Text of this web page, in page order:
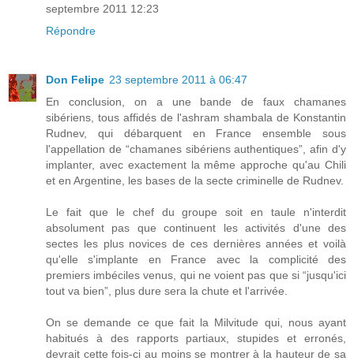
septembre 2011 12:23
Répondre
Don Felipe 23 septembre 2011 à 06:47
En conclusion, on a une bande de faux chamanes
sibériens, tous affidés de l'ashram shambala de Konstantin
Rudnev, qui débarquent en France ensemble sous
l'appellation de “chamanes sibériens authentiques”, afin d'y
implanter, avec exactement la même approche qu'au Chili
et en Argentine, les bases de la secte criminelle de Rudnev.
Le fait que le chef du groupe soit en taule n'interdit
absolument pas que continuent les activités d'une des
sectes les plus novices de ces dernières années et voilà
qu'elle s'implante en France avec la complicité des
premiers imbéciles venus, qui ne voient pas que si “jusqu'ici
tout va bien”, plus dure sera la chute et l'arrivée.
On se demande ce que fait la Milvitude qui, nous ayant
habitués à des rapports partiaux, stupides et erronés,
devrait cette fois-ci au moins se montrer à la hauteur de sa